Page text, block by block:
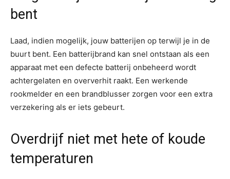
bent
Laad, indien mogelijk, jouw batterijen op terwijl je in de
buurt bent. Een batterijbrand kan snel ontstaan als een
apparaat met een defecte batterij onbeheerd wordt
achtergelaten en oververhit raakt. Een werkende
rookmelder en een brandblusser zorgen voor een extra
verzekering als er iets gebeurt.
Overdrijf niet met hete of koude
temperaturen